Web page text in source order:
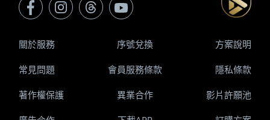
關於服務 序號兌換 方案說明
常見問題 會員服務條款 隱私條款
著作權保護 異業合作 影片許願池